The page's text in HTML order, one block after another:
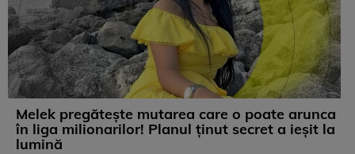
Melek pregătește mutarea care o poate arunca
în liga milionarilor! Planul ținut secret a ieșit la
lumină